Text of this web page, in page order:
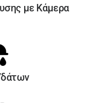
με Kάμερα